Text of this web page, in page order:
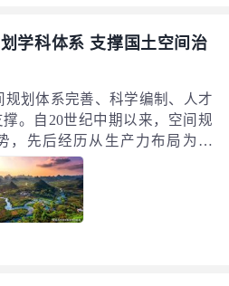
流程主要有四部分，首先各
验和提出目前面对的问题；第
发言；第三是空间规划局局长
划工作的安排；最后是庄少勤
学科体系 支撑国土空间治
划体系完善、科学编制、人才
。自20世纪中期以来，空间规
，先后经历从生产力布局为引
国土空间布局需求，再到以生
局重构，在我国经济社会发展
中发挥了积极作用。但由于原
田湖草海分别管理以及多规体
划相关学科面临着学科改造与